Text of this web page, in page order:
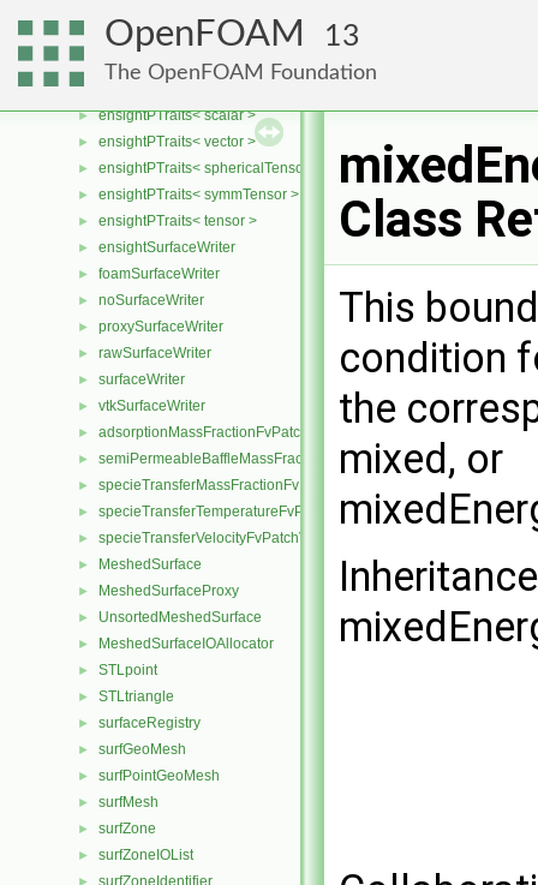
OpenFOAM 13
The OpenFOAM Foundation
► sampledSurface
► thresholdCellFaces
►
► ensightPTraits< scalar >
► ensightPTraits< vector >
► ensightPTraits< sphericalTensor >
► ensightPTraits< symmTensor >
► ensightPTraits< tensor >
► ensightSurfaceWriter
► foamSurfaceWriter
► noSurfaceWriter
► proxySurfaceWriter
► rawSurfaceWriter
► surfaceWriter
► vtkSurfaceWriter
► adsorptionMassFractionFvPatchScalarField
► semiPermeableBaffleMassFractionFvPatchScalarField
► specieTransferMassFractionFvPatchScalarField
► specieTransferTemperatureFvPatchScalarField
► specieTransferVelocityFvPatchVectorField
► MeshedSurface
► MeshedSurfaceProxy
► UnsortedMeshedSurface
► MeshedSurfaceIOAllocator
► STLpoint
► STLtriangle
► surfaceRegistry
► surfGeoMesh
► surfPointGeoMesh
► surfMesh
► surfZone
► surfZoneIOList
surfZoneIdentifier
Class
This
condition
the
mixed, or